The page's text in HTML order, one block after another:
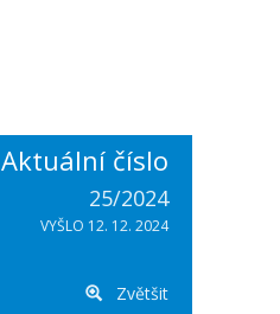
Aktuální číslo
25/2024
VYŠLO 12. 12. 2024
Zvětšit